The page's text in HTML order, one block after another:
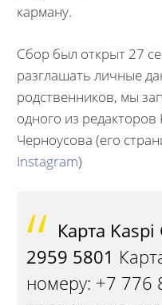
карману.
Сбор был открыт 27
разглашать личные
родственников, мы
одного из
Черноусова (его
Instagram)
Карта
2959 5801
номеру: +7 776